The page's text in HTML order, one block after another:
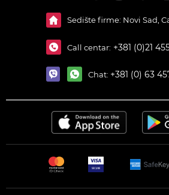
Sedište firme: Novi Sad,
Call centar: +381 (0)21
Chat: +381 (0) 63